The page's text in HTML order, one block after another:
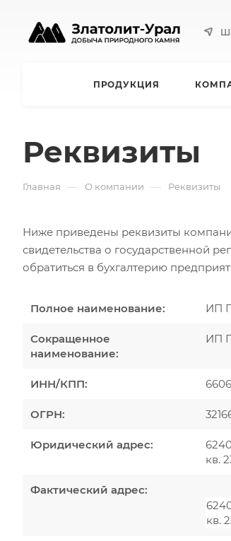
ПРОДУКЦИЯ
Реквизиты
Главная — О компании — Реквизиты
Ниже приведены реквизиты
свидетельства о государственной
обратиться в бухгалтерию
Полное наименование: ИП
Сокращенное
наименование:
ИП
ИНН/КПП:
ОГРН:
Юридический адрес:
кв.
Фактический адрес:
кв.